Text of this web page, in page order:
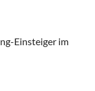
Einsteiger im